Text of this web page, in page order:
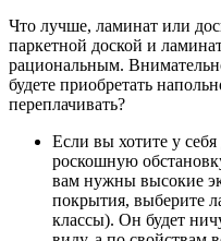
Что лучше, ламинат или
паркетной доской и
рациональным.
будете приобретать
переплачивать?
Если вы хотите у
роскошную
вам нужны высокие
покрытия, выберите
классы). Он будет